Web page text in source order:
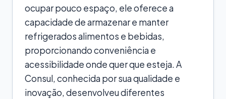
ocupar pouco espaço, ele oferece a
capacidade de armazenar e manter
refrigerados alimentos e bebidas,
proporcionando conveniência e
acessibilidade onde quer que esteja. A
Consul, conhecida por sua qualidade e
inovação, desenvolveu diferentes